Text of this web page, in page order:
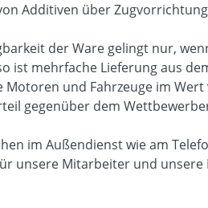
Additiven über
der Ware gelingt nur,
ist mehrfache Lieferung aus
und Fahrzeuge im Wert
gegenüber dem
im Außendienst wie am
unsere Mitarbeiter und